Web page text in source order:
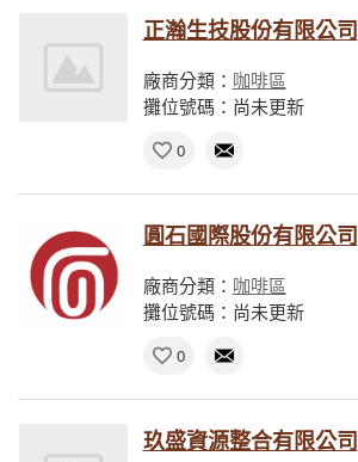
正瀚生技股份有限公司
廠商分類： 咖啡區
攤位號碼：尚未更新
0
圓石國際股份有限公司
廠商分類： 咖啡區
攤位號碼：尚未更新
0
玖盛資源整合有限公司